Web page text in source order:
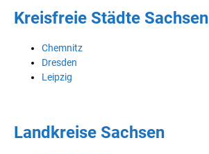
Kreisfreie Städte Sachsen
Chemnitz
Dresden
Leipzig
Landkreise Sachsen